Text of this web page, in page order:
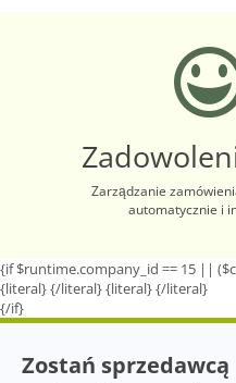
Zarządzanie
automatycznie i
{if $runtime.company_id == 15 ||
{literal}{/literal}{literal}{/literal}
{/if}
Zostań sprzedawcą